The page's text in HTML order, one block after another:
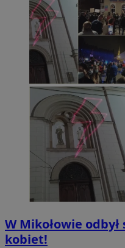
W Mikołowie
kobiet!